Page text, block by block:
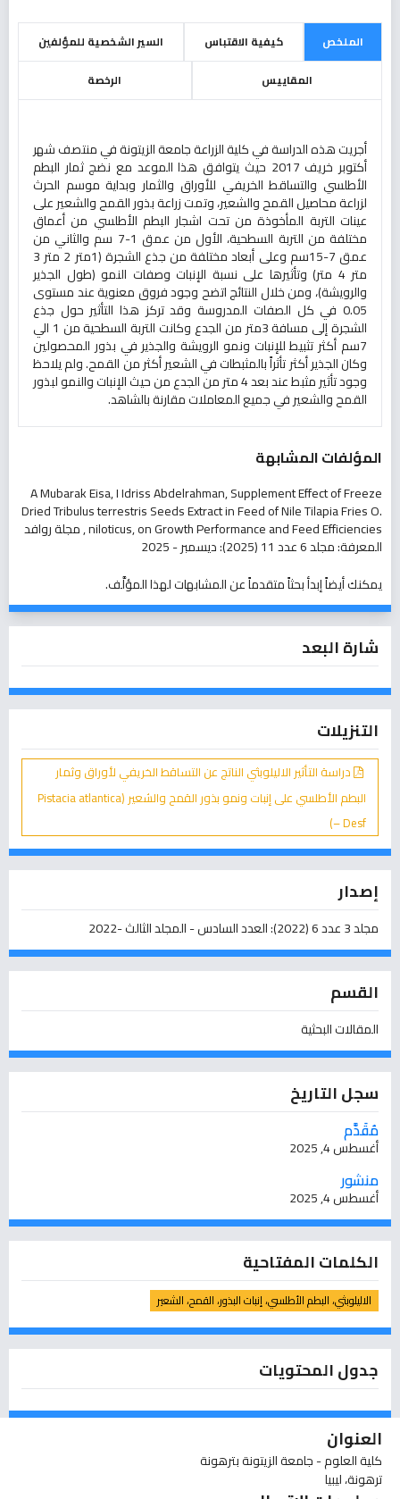
الملخص كيفية الاقتباس
السير الشخصية للمؤلفين
المقاييس
الرخصة
أجريت هذه الدراسة في كلية الزراعة جامعة الزيتونة في منتصف شهر
أكتوبر خريف 2017 حيث يتوافق هذا الموعد مع نضج ثمار البطم
الأطلسي والتساقط الخريفي للأوراق والثمار وبداية موسم الحرث
لزراعة محاصيل القمح والشعير، وتمت زراعة بذور القمح والشعير على
عينات التربة المأخوذة من تحت اشجار البطم الأطلسي من أعماق
مختلفة من التربة السطحية، الأول من عمق 1-7 سم والثاني من
عمق 7-15سم وعلى أبعاد مختلفة من جذع الشجرة (1متر 2 متر 3
متر 4 متر) وتأثيرها على نسبة الإنبات وصفات النمو (طول الجذير
والرويشة)، ومن خلال النتائج اتضح وجود فروق معنوية عند مستوى
0.05 في كل الصفات المدروسة وقد تركز هذا التأثير حول جذع
الشجرة إلى مسافة 3متر من الجدع وكانت التربة السطحية من 1 الي
7سم أكثر تثبيط للإنبات ونمو الرويشة والجذير في بذور المحصولين
وكان الجذير أكثر تأثراً بالمثبطات في الشعير أكثر من القمح. ولم يلاحظ
وجود تأثير مثبط عند بعد 4 متر من الجدع من حيث الإنبات والنمو لبذور
القمح والشعير في جميع المعاملات مقارنة بالشاهد.
المؤلفات المشابهة
A Mubarak Eisa, I Idriss Abdelrahman,Supplement Effect of Freeze
Dried Tribulus terrestris Seeds Extract in Feed of Nile Tilapia Fries O.
niloticus, on Growth Performance and Feed Efficiencies
,مجلة روافد
المعرفة: مجلد 6 عدد 11 (2025): ديسمبر - 2025
يمكنك أيضاًإبدأ بحثاً متقدماً عن المشابهاتلهذا المؤلَّف.
شارة البعد
التنزيلات
دراسة التأثير الاليلوبثي الناتج عن التساقط الخريفي لأوراق وثمار
البطم الأطلسي على إنبات ونمو بذور القمح والشعير (Pistacia atlantica
– Desf)
إصدار
مجلد 3 عدد 6 (2022): العدد السادس - المجلد الثالث -2022
القسم
المقالات البحثية
سجل التاريخ
مُقَدَّم
أغسطس 4, 2025
منشور
أغسطس 4, 2025
الكلمات المفتاحية
الاليلوبثي، البطم الأطلسي، إنبات البذور، القمح، الشعير
جدول المحتويات
العنوان
كلية العلوم - جامعة الزيتونة بترهونة
ترهونة، ليبيا